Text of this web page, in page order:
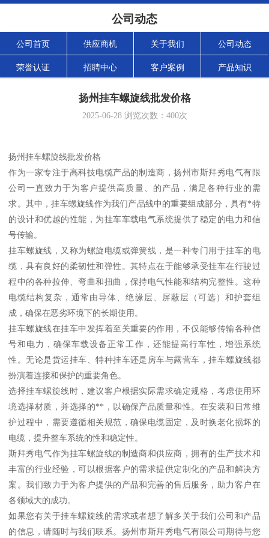
公司动态
公司首页 供应商机 关于我们 公司动态
荣誉认证 招聘中心 客户案例 产品知识
扬州挂车螺旋线批发价格
2025-06-28浏览次数： 400次
扬州挂车螺旋线批发价格
作为一家专注于高科技电缆产品的制造商，扬州市斯拜秀电气有限
公司一直致力于为客户提供高质量、的产品，满足各种行业的需
求。其中，挂车螺旋线作为我们产品线中的重要组成部分，具有*特
的设计和优越的性能，为挂车车载电气系统提供了稳定的电力和信
号传输。
挂车螺旋线，又称为螺旋电缆或弹簧线，是一种专门用于挂车的电
缆，具有良好的柔韧性和弹性。其特点在于能够承受挂车在行驶过
程中的各种拉伸、弯曲和扭曲，保持电气性能和结构完整性。这种
电缆结构复杂，通常由导体、绝缘层、屏蔽层（可选）和护套组
成，确保在恶劣环境下的长期使用。
挂车螺旋线在挂车中发挥着至关重要的作用，不仅能够传输各种信
号和电力，确保车载设备正常工作，还能提高行车性，增强系统
性。无论是货运挂车、特种挂车还是房车与露营车，挂车螺旋线都
扮演着连接和保护的重要角色。
选择挂车螺旋线时，建议客户根据实际需求确定规格，考虑使用环
境选择材质，并选择的**，以确保产品质量和性。在安装和日常维
护过程中，需要遵循相关规范，确保电缆固定，及时换老化损坏的
电缆，提升整车系统的性和稳定性。
斯拜秀电气作为挂车螺旋线的制造商和供应商，拥有的生产技术和
丰富的行业经验，可以根据客户的需求提供定制化的产品和解决方
案。我们致力于为客户提供的产品和完善的售后服务，助力客户在
各领域大的成功。
如果您有关于挂车螺旋线的需求或者想了解多关于我们公司和产品
的信息，请随时与我们联系。扬州市斯拜秀电气有限公司期待与您